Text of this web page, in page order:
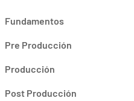
Fundamentos
Pre Producción
Producción
Post Producción